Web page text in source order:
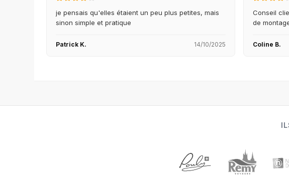
je pensais qu'elles étaient un peu plus petites, mais
sinon simple et pratique
Patrick K. 14/10/2025
Conseil
de
Coline B.